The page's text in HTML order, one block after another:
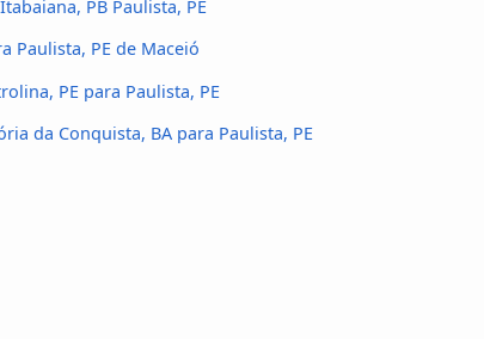
PB Paulista, PE
Paulista, PE de Maceió
PE para Paulista, PE
da Conquista, BA para Paulista, PE